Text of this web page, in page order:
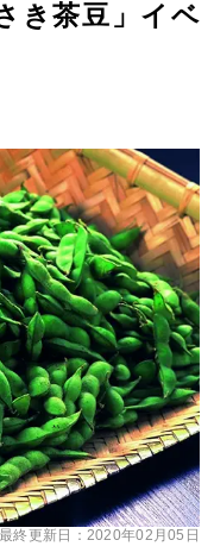
き茶豆」イベ
最終更新日： 2020年02月05日